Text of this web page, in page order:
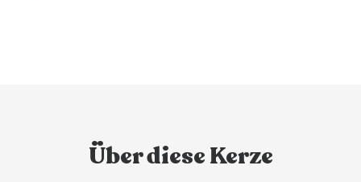
Über diese Kerze